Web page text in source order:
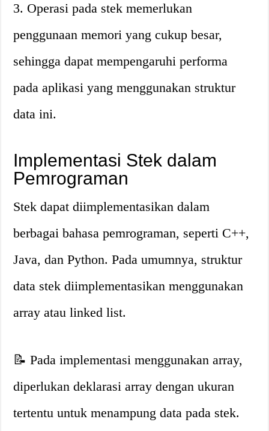
3. Operasi pada stek memerlukan
penggunaan memori yang cukup besar,
sehingga dapat mempengaruhi performa
pada aplikasi yang menggunakan struktur
data ini.
Implementasi Stek dalam
Pemrograman
Stek dapat diimplementasikan dalam
berbagai bahasa pemrograman, seperti C++,
Java, dan Python. Pada umumnya, struktur
data stek diimplementasikan menggunakan
array atau linked list.
📝 Pada implementasi menggunakan array,
diperlukan deklarasi array dengan ukuran
tertentu untuk menampung data pada stek.